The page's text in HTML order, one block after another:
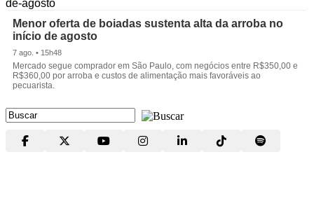
Menor oferta de boiadas sustenta alta da arroba no
início de agosto
7 ago. • 15h48
Mercado segue comprador em São Paulo, com negócios entre R$350,00 e
R$360,00 por arroba e custos de alimentação mais favoráveis ao
pecuarista.